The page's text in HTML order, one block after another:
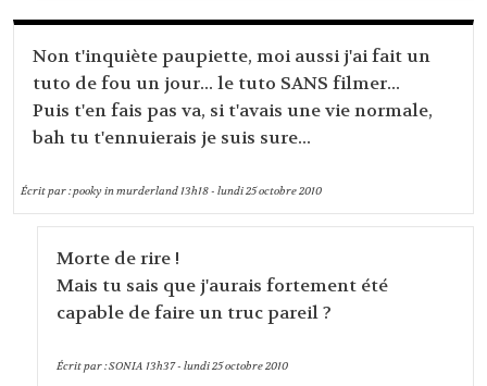
Non t'inquiète paupiette, moi aussi j'ai fait un
tuto de fou un jour... le tuto SANS filmer...
Puis t'en fais pas va, si t'avais une vie normale,
bah tu t'ennuierais je suis sure...
Écrit par :pooky in murderland13h18-lundi 25octobre 2010
Morte de rire !
Mais tu sais que j'aurais fortement été
capable de faire un truc pareil ?
Écrit par :SONIA 13h37- lundi 25octobre 2010